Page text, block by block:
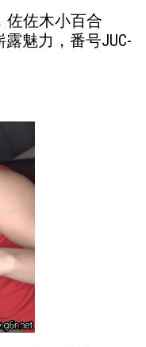
佐佐木小百合
露魅力，番号JUC-